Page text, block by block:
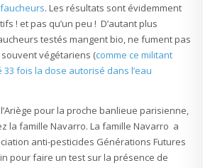
. Les résultats sont évidemment
! et pas qu’un peu ! D’autant plus
testés mangent bio, ne fument pas
végétariens (comme ce militant
fois la dose autorisé dans l’eau
pour la proche banlieue parisienne,
la famille Navarro. La famille Navarro a
anti-pesticides Générations Futures
pour faire un test sur la présence de